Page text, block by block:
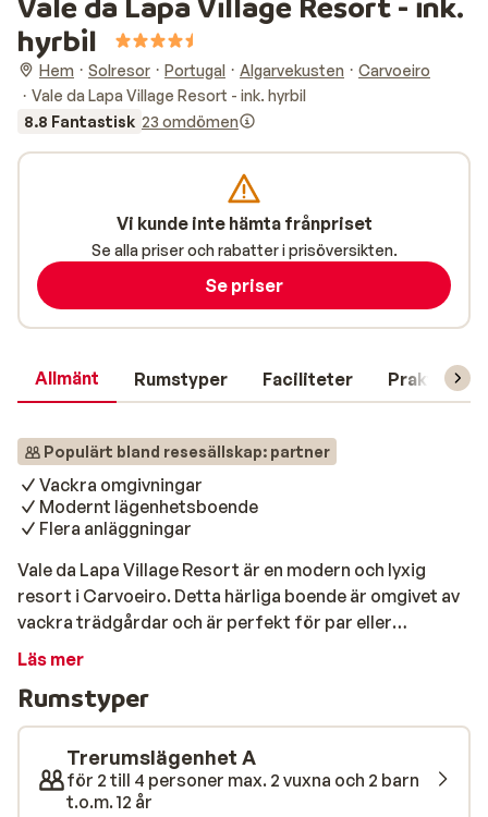
hyrbil
Hem Solresor Portugal Algarvekusten
Carvoeiro
Vale da Lapa Village Resort - ink. hyrbil
8.8 Fantastisk 23 omdömen
Allmänt Rumstyper Faciliteter Praktisk
Populärt bland resesällskap: partner
Vackra omgivningar
Modernt lägenhetsboende
Flera anläggningar
Vale da Lapa Village Resort är en modern och lyxig
resort i Carvoeiro. Detta härliga boende är omgivet av
vackra trädgårdar och är perfekt för par eller
barnfamiljer. Lägenheterna har alla en rymlig och
dig som hemma. Om du hyr bil (rekommenderas) kan du
utforska vackra Algarve; besök en av de gyllene
stränderna eller upptäcka den pittoreska fiskebyn
Carvoeiro. Njut av den portugisiska solen vid det fina
poolområdet. Välj din solstol för dagen och koppla av
Läs mer
Rumstyper
Trerumslägenhet A
för 2 till 4 personer max. 2 vuxna och 2 barn
t.o.m. 12 år
Vi kunde inte hämta frånpriset
Se alla priser och rabatter i prisöversikten.
Se priser